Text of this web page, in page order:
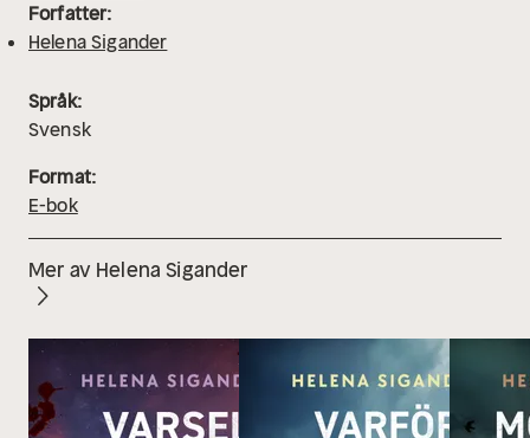
Forfatter:
Helena Sigander
Språk:
Svensk
Format:
E-bok
Mer av Helena Sigander